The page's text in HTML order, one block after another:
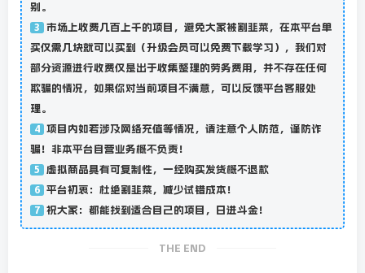
别。
3 市场上收费几百上千的项目，避免大家被割韭菜，在本平台单
买仅需几块就可以买到（升级会员可以免费下载学习），我们对
部分资源进行收费仅是出于收集整理的劳务费用，并不存在任何
欺骗的情况，如果你对当前项目不满意，可以反馈平台客服处
理。
4 项目内如若涉及网络充值等情况，请注意个人防范，谨防诈
骗！非本平台自营业务概不负责！
5 虚拟商品具有可复制性，一经购买发货概不退款
6 平台初衷：杜绝割韭菜，减少试错成本！
7 祝大家：都能找到适合自己的项目，日进斗金！
THE END